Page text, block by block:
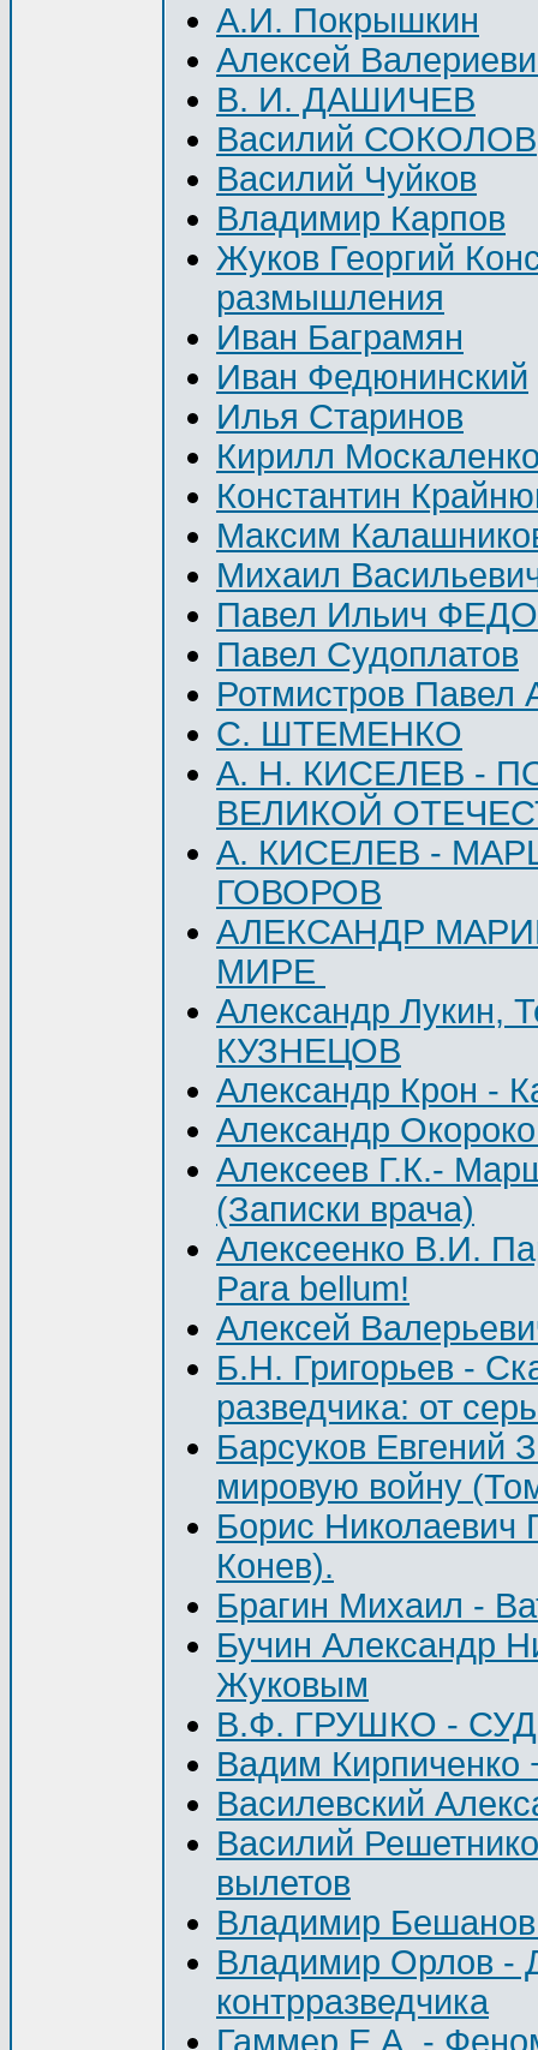
А.И. Покрышкин
Алексей
В. И. ДАШИЧЕВ
Василий СОКОЛОВ
Василий Чуйков
Владимир Карпов
Жуков Георгий
размышления
Иван Баграмян
Иван Федюнинский
Илья Старинов
Кирилл
Константин
Максим
Михаил
Павел Ильич
Павел Судоплатов
Ротмистров Павел
С. ШТЕМЕНКО
A. H. КИСЕЛЕВ -
ВЕЛИКОЙ
А. КИСЕЛЕВ -
ГОВОРОВ
АЛЕКСАНДР
МИРЕ
Александр Лукин,
КУЗНЕЦОВ
Александр Крон -
Александр
Алексеев Г.К.-
(Записки врача)
Алексеенко В.И.
Para bellum!
Алексей
Б.Н. Григорьев -
разведчика: от
Барсуков Евгений
мировую войну
Борис
Конев).
Брагин Михаил -
Бучин Александр
Жуковым
В.Ф. ГРУШКО -
Вадим
Василевский
Василий
вылетов
Владимир
Владимир Орлов -
контрразведчика
Гаммер Е.А. -